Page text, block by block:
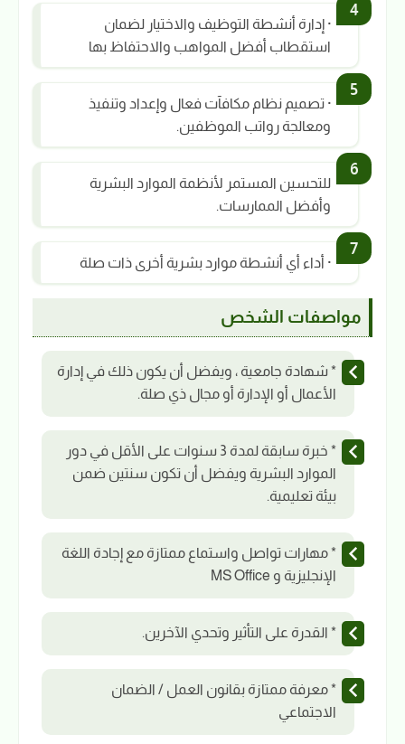
· إدارة أنشطة التوظيف والاختيار لضمان
استقطاب أفضل المواهب والاحتفاظ بها
· تصميم نظام مكافآت فعال وإعداد وتنفيذ
ومعالجة رواتب الموظفين.
للتحسين المستمر لأنظمة الموارد البشرية
وأفضل الممارسات.
· أداء أي أنشطة موارد بشرية أخرى ذات صلة
مواصفات الشخص
* شهادة جامعية ، ويفضل أن يكون ذلك في إدارة
الأعمال أو الإدارة أو مجال ذي صلة.
* خبرة سابقة لمدة 3 سنوات على الأقل في دور
الموارد البشرية ويفضل أن تكون سنتين ضمن
بيئة تعليمية.
* مهارات تواصل واستماع ممتازة مع إجادة اللغة
الإنجليزية و MS Office
* القدرة على التأثير وتحدي الآخرين.
* معرفة ممتازة بقانون العمل / الضمان
الاجتماعي